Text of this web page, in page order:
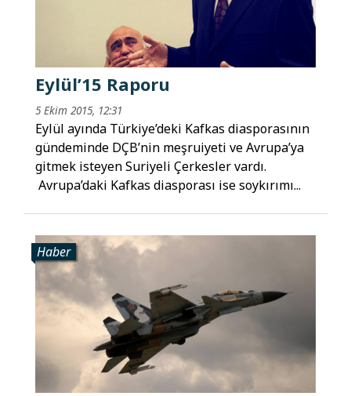
Eylül’15 Raporu
5 Ekim 2015, 12:31
Eylül ayında Türkiye’deki Kafkas diasporasının
gündeminde DÇB’nin meşruiyeti ve Avrupa’ya
gitmek isteyen Suriyeli Çerkesler vardı.
Avrupa’daki Kafkas diasporası ise soykırımı...
Haber